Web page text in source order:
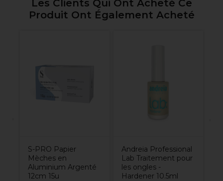
Les Clients Qui Ont Acheté Ce
Produit Ont Également Acheté
S-PRO Papier
Mèches en
Aluminium Argenté
12cm 15u
Andreia Professional
Lab Traitement pour
les ongles -
Hardener 10.5ml